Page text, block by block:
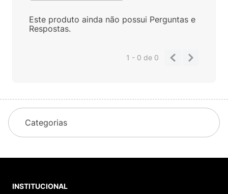
Este produto ainda não possui Perguntas e
Respostas.
1 - 0de 0
Categorias
INSTITUCIONAL